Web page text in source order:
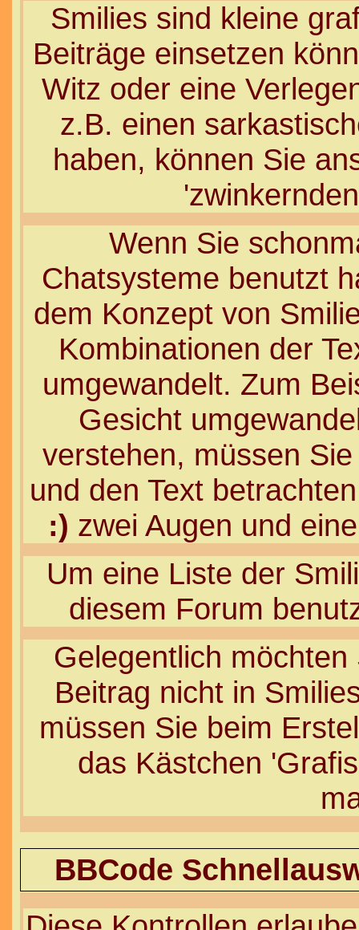
Smilies sind kleine
Beiträge einsetzen
Witz oder eine
z.B. einen
haben, können Sie
Wenn Sie
Chatsysteme benutzt
dem Konzept von
Kombinationen der
umgewandelt. Zum
Gesicht
verstehen, müssen
und den Text
:) zwei Augen und
Um eine Liste der
diesem Forum
Gelegentlich
Beitrag nicht in
müssen Sie beim
das Kästchen
BBCode